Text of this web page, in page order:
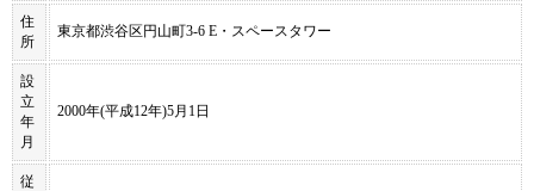
住
所
東京都渋谷区円山町3-6 E・スペースタワー
設
立
年
月
2000年(平成12年)5月1日
従